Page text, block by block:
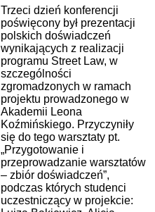
Trzeci dzień konferencji
poświęcony był prezentacji
polskich doświadczeń
wynikających z realizacji
programu Street Law, w
szczególności
zgromadzonych w ramach
projektu prowadzonego w
Akademii Leona
Koźmińskiego. Przyczyniły
się do tego warsztaty pt.
„Przygotowanie i
przeprowadzanie warsztatów
– zbiór doświadczeń”,
podczas których studenci
uczestniczący w projekcie: